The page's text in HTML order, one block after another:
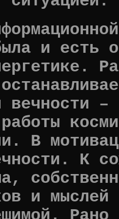
и есть
вечности
В
К
и мыслей